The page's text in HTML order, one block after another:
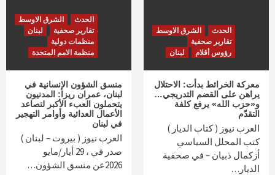
الحدث
الشرق الاوسط
تقارير صحفية
رؤوس أقلام
لبنان
معركة الخرائط بدأت: الاحتلال
يراهن على القضم التدريجي…
و«حزب الله» يرفع كلفة
التقدّم‏
العرب نيوز ( كتاب الديار )
كتب المحلل السياسي
أزكمال ذبيان – في صحفية
الديار…
الحدث
الشرق الاوسط
تقارير صحفية
لبنان
منظمات دولية
منظمة الامم المتحدة
منسق الشؤون الإنسانية في
لبنان، عمران ريزا: المدنيون
يتحملون العبء الأكبر لتصاعد
الأعمال العدائية وأوامر التهجير
في لبنان
العرب نيوز ( بيروت – لبنان )
صدر في ، 29 أيار/مايو
2026عن منسق الشؤون…